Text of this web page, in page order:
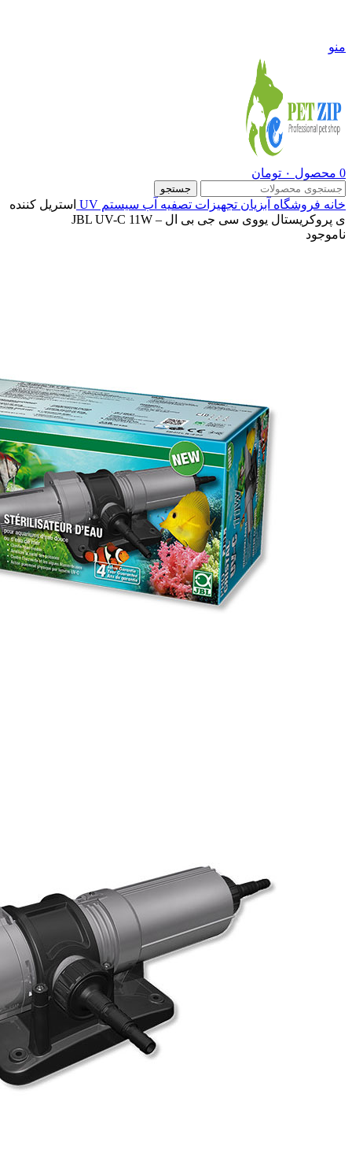
منو
0 محصول ۰ تومان
جستجو
خانه فروشگاه آبزیان تجهیزات تصفیه آب سیستم UV
استریل کننده
ی پروکریستال یووی سی جی بی ال – JBL UV-C 11W
ناموجود